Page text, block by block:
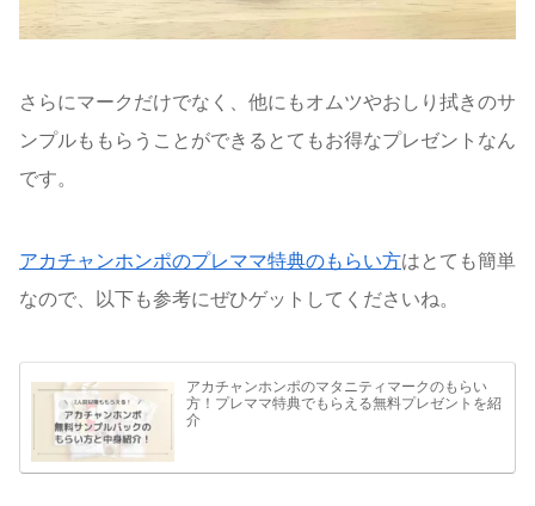
さらにマークだけでなく、他にもオムツやおしり拭きのサ
ンプルももらうことができるとてもお得なプレゼントなん
です。
アカチャンホンポのプレママ特典のもらい方はとても簡単
なので、以下も参考にぜひゲットしてくださいね。
アカチャンホンポのマタニティマークのもらい
方！プレママ特典でもらえる無料プレゼントを紹
介